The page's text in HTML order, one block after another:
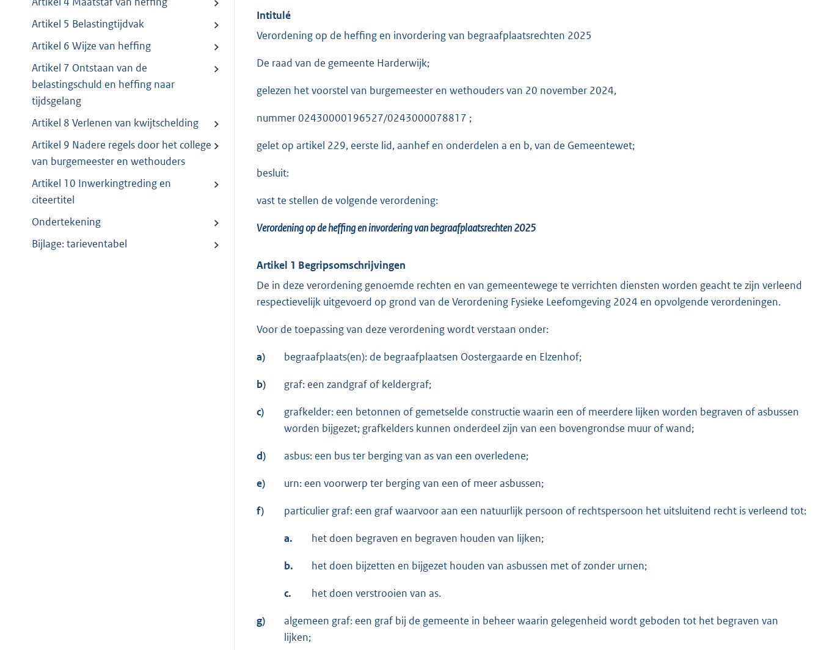
Artikel 5 Belastingtijdvak
Artikel 6 Wijze van heffing
Artikel 7 Ontstaan van de
belastingschuld en heffing naar
tijdsgelang
Artikel 8 Verlenen van kwijtschelding
Artikel 9 Nadere regels door het college
van burgemeester en wethouders
Artikel 10 Inwerkingtreding en
citeertitel
Ondertekening
Bijlage: tarieventabel
Intitulé
Verordening op de heffing en invordering van begraafplaatsrechten 2025
De raad van de gemeente Harderwijk;
gelezen het voorstel van burgemeester en wethouders van 20 november 2024,
nummer 02430000196527/0243000078817 ;
gelet op artikel 229, eerste lid, aanhef en onderdelen a en b, van de Gemeentewet;
besluit:
vast te stellen de volgende verordening:
Verordening op de heffing en invordering van begraafplaatsrechten 2025
Artikel 1 Begripsomschrijvingen
De in deze verordening genoemde rechten en van gemeentewege te verrichten diensten worden geacht te zijn verleend
respectievelijk uitgevoerd op grond van de Verordening Fysieke Leefomgeving 2024 en opvolgende verordeningen.
Voor de toepassing van deze verordening wordt verstaan onder:
a) begraafplaats(en): de begraafplaatsen Oostergaarde en Elzenhof;
b) graf: een zandgraf of keldergraf;
c)
grafkelder: een betonnen of gemetselde constructie waarin een of meerdere lijken worden begraven of asbussen
worden bijgezet; grafkelders kunnen onderdeel zijn van een bovengrondse muur of wand;
d) asbus: een bus ter berging van as van een overledene;
e) urn: een voorwerp ter berging van een of meer asbussen;
f) particulier graf: een graf waarvoor aan een natuurlijk persoon of rechtspersoon het uitsluitend recht is verleend tot:
a. het doen begraven en begraven houden van lijken;
b. het doen bijzetten en bijgezet houden van asbussen met of zonder urnen;
c. het doen verstrooien van as.
g)
algemeen graf: een graf bij de gemeente in beheer waarin gelegenheid wordt geboden tot het begraven van
lijken;